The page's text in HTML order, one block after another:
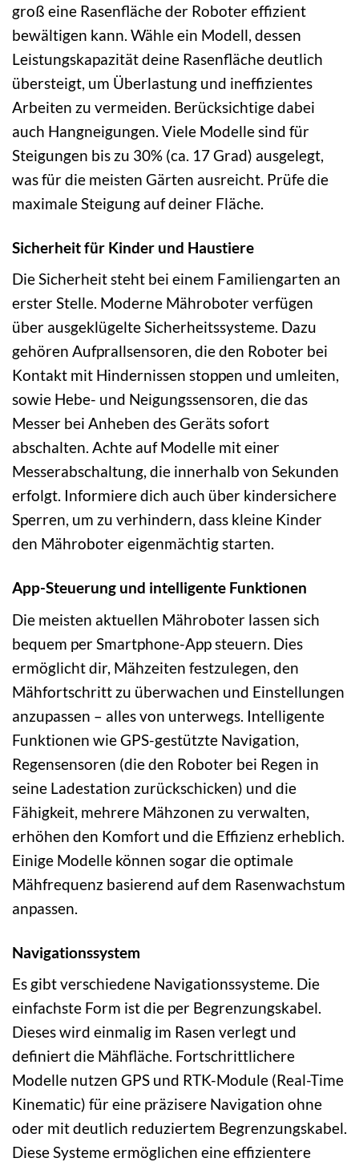
groß eine Rasenfläche der Roboter effizient
bewältigen kann. Wähle ein Modell, dessen
Leistungskapazität deine Rasenfläche deutlich
übersteigt, um Überlastung und ineffizientes
Arbeiten zu vermeiden. Berücksichtige dabei
auch Hangneigungen. Viele Modelle sind für
Steigungen bis zu 30% (ca. 17 Grad) ausgelegt,
was für die meisten Gärten ausreicht. Prüfe die
maximale Steigung auf deiner Fläche.
Sicherheit für Kinder und Haustiere
Die Sicherheit steht bei einem Familiengarten an
erster Stelle. Moderne Mähroboter verfügen
über ausgeklügelte Sicherheitssysteme. Dazu
gehören Aufprallsensoren, die den Roboter bei
Kontakt mit Hindernissen stoppen und umleiten,
sowie Hebe- und Neigungssensoren, die das
Messer bei Anheben des Geräts sofort
abschalten. Achte auf Modelle mit einer
Messerabschaltung, die innerhalb von Sekunden
erfolgt. Informiere dich auch über kindersichere
Sperren, um zu verhindern, dass kleine Kinder
den Mähroboter eigenmächtig starten.
App-Steuerung und intelligente Funktionen
Die meisten aktuellen Mähroboter lassen sich
bequem per Smartphone-App steuern. Dies
ermöglicht dir, Mähzeiten festzulegen, den
Mähfortschritt zu überwachen und Einstellungen
anzupassen – alles von unterwegs. Intelligente
Funktionen wie GPS-gestützte Navigation,
Regensensoren (die den Roboter bei Regen in
seine Ladestation zurückschicken) und die
Fähigkeit, mehrere Mähzonen zu verwalten,
erhöhen den Komfort und die Effizienz erheblich.
Einige Modelle können sogar die optimale
Mähfrequenz basierend auf dem Rasenwachstum
anpassen.
Navigationssystem
Es gibt verschiedene Navigationssysteme. Die
einfachste Form ist die per Begrenzungskabel.
Dieses wird einmalig im Rasen verlegt und
definiert die Mähfläche. Fortschrittlichere
Modelle nutzen GPS und RTK-Module (Real-Time
Kinematic) für eine präzisere Navigation ohne
oder mit deutlich reduziertem Begrenzungskabel.
Diese Systeme ermöglichen eine effizientere